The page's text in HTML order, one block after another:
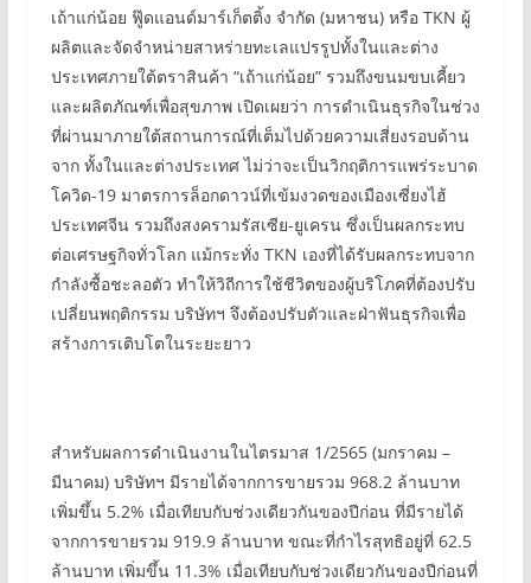
เถ้าแก่น้อย ฟู๊ดแอนด์มาร์เก็ตติ้ง จำกัด (มหาชน) หรือ TKN ผู้
ผลิตและจัดจำหน่ายสาหร่ายทะเลแปรรูปทั้งในและต่าง
ประเทศภายใต้ตราสินค้า “เถ้าแก่น้อย” รวมถึงขนมขบเคี้ยว
และผลิตภัณฑ์เพื่อสุขภาพ เปิดเผยว่า การดำเนินธุรกิจในช่วง
ที่ผ่านมาภายใต้สถานการณ์ที่เต็มไปด้วยความเสี่ยงรอบด้าน
จาก ทั้งในและต่างประเทศ ไม่ว่าจะเป็นวิกฤติการแพร่ระบาด
โควิด-19 มาตรการล็อกดาวน์ที่เข้มงวดของเมืองเซี่ยงไฮ้
ประเทศจีน รวมถึงสงครามรัสเซีย-ยูเครน ซึ่งเป็นผลกระทบ
ต่อเศรษฐกิจทั่วโลก แม้กระทั่ง TKN เองที่ได้รับผลกระทบจาก
กำลังซื้อชะลอตัว ทำให้วิถีการใช้ชีวิตของผู้บริโภคที่ต้องปรับ
เปลี่ยนพฤติกรรม บริษัทฯ จึงต้องปรับตัวและฝ่าฟันธุรกิจเพื่อ
สร้างการเติบโตในระยะยาว
สำหรับผลการดำเนินงานในไตรมาส 1/2565 (มกราคม –
มีนาคม) บริษัทฯ มีรายได้จากการขายรวม 968.2 ล้านบาท
เพิ่มขึ้น 5.2% เมื่อเทียบกับช่วงเดียวกันของปีก่อน ที่มีรายได้
จากการขายรวม 919.9 ล้านบาท ขณะที่กำไรสุทธิอยู่ที่ 62.5
ล้านบาท เพิ่มขึ้น 11.3% เมื่อเทียบกับช่วงเดียวกันของปีก่อนที่